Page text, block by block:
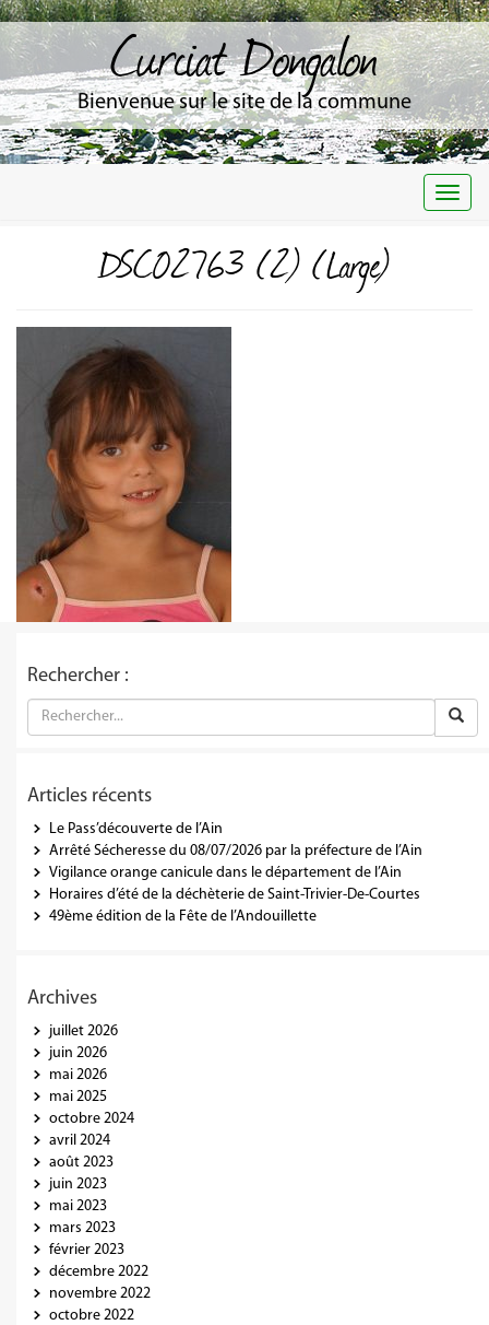
Curciat Dongalon
Bienvenue sur le site de la commune
DSC02763 (2) (Large)
Rechercher :
Articles récents
Le Pass’découverte de l’Ain
Arrêté Sécheresse du 08/07/2026 par la préfecture de l’Ain
Vigilance orange canicule dans le département de l’Ain
Horaires d’été de la déchèterie de Saint-Trivier-De-Courtes
49ème édition de la Fête de l’Andouillette
Archives
juillet 2026
juin 2026
mai 2026
mai 2025
octobre 2024
avril 2024
août 2023
juin 2023
mai 2023
mars 2023
février 2023
décembre 2022
novembre 2022
octobre 2022